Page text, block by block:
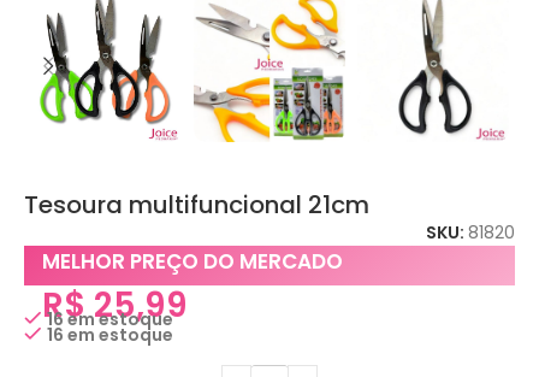
Tesoura multifuncional 21cm
SKU: 81820
MELHOR PREÇO DO MERCADO
R$25,99
16 em estoque
16 em estoque